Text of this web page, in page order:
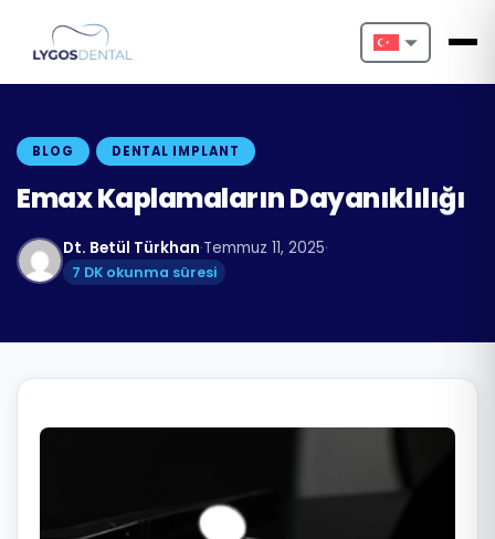
Nederlands
Français
Español
Български
BLOG DENTAL IMPLANT
Emax Kaplamaların Dayanıklılığı
Dt. Betül Türkhan·Temmuz 11, 2025·
7 DK okunma süresi